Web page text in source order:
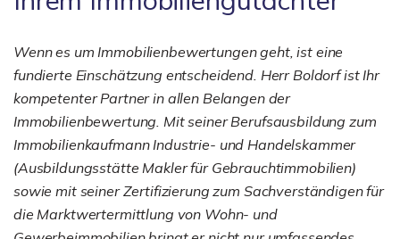
Wenn es um Immobilienbewertungen geht, ist eine
fundierte Einschätzung entscheidend. Herr Boldorf ist Ihr
kompetenter Partner in allen Belangen der
Immobilienbewertung. Mit seiner Berufsausbildung zum
Immobilienkaufmann Industrie- und Handelskammer
(Ausbildungsstätte Makler für Gebrauchtimmobilien)
sowie mit seiner Zertifizierung zum Sachverständigen für
die Marktwertermittlung von Wohn- und